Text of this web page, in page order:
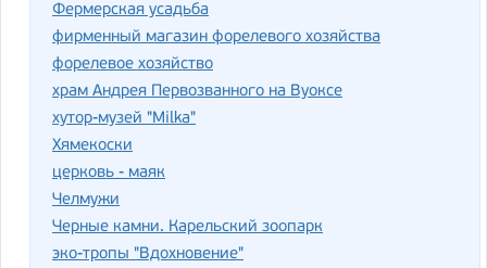
Фермерская усадьба
фирменный магазин форелевого хозяйства
форелевое хозяйство
храм Андрея Первозванного на Вуоксе
хутор-музей "Milka"
Хямекоски
церковь - маяк
Челмужи
Черные камни. Карельский зоопарк
эко-тропы "Вдохновение"